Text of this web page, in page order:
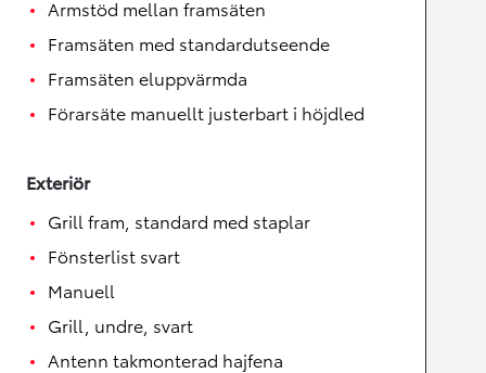
Armstöd mellan framsäten
Framsäten med standardutseende
Framsäten eluppvärmda
Förarsäte manuellt justerbart i höjdled
Exteriör
Grill fram, standard med staplar
Fönsterlist svart
Manuell
Grill, undre, svart
Antenn takmonterad hajfena